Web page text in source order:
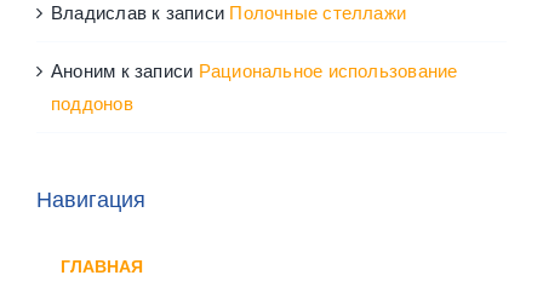
Владислав к записи Полочные стеллажи
Аноним к записи Рациональное использование
поддонов
Навигация
ГЛАВНАЯ